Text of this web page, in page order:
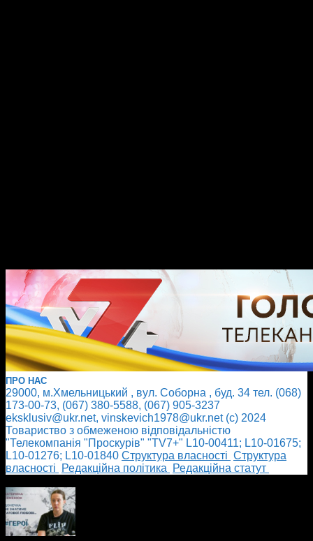
ПРО НАС
29000, м.Хмельницький , вул. Соборна , буд. 34 тел. (068)
173-00-73, (067) 380-5588, (067) 905-3237
eksklusiv@ukr.net, vinskevich1978@ukr.net (с) 2024
Товариство з обмеженою відповідальністю
"Телекомпанія "Проскурів" "TV7+" L10-00411; L10-01675;
L10-01276; L10-01840 Cтруктура власності Cтруктура
власності
Редакційна політика
Редакційна статут